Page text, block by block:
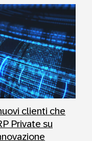
clienti che
Private su